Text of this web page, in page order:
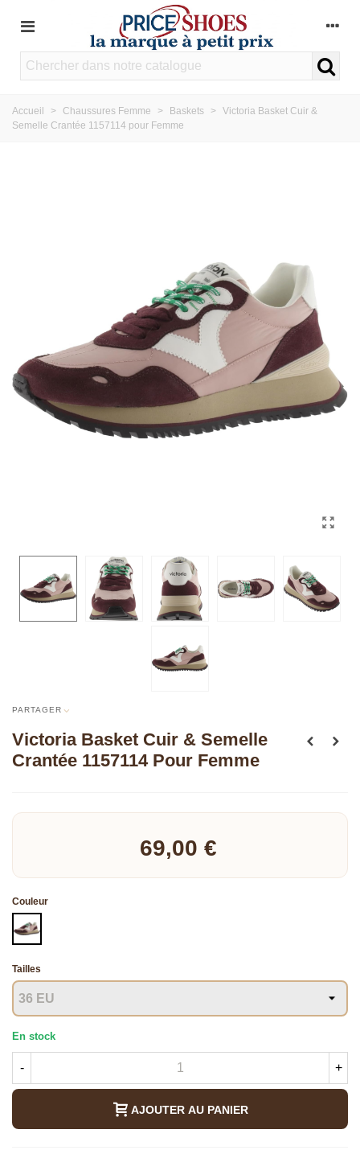
Accueil > Chaussures Femme > Baskets > Victoria Basket Cuir &
Semelle Crantée 1157114 pour Femme
PARTAGER
Victoria Basket Cuir & Semelle
Crantée 1157114 Pour Femme
69,00 €
Couleur
BORDEAUX
Tailles
En stock
- +
AJOUTER AU PANIER